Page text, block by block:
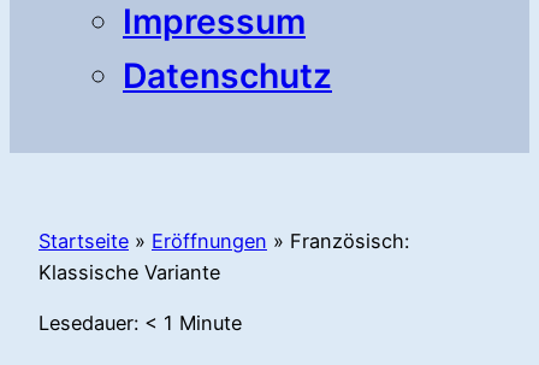
Impressum
Datenschutz
Startseite » Eröffnungen » Französisch:
Klassische Variante
Lesedauer: < 1 Minute